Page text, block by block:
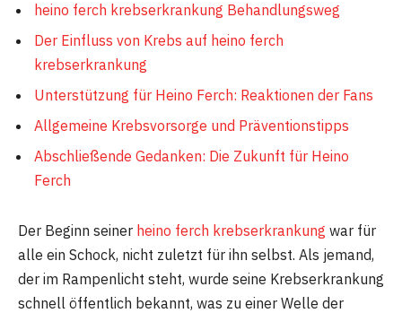
heino ferch krebserkrankung Behandlungsweg
Der Einfluss von Krebs auf heino ferch
krebserkrankung
Unterstützung für Heino Ferch: Reaktionen der Fans
Allgemeine Krebsvorsorge und Präventionstipps
Abschließende Gedanken: Die Zukunft für Heino
Ferch
Der Beginn seiner heino ferch krebserkrankung war für
alle ein Schock, nicht zuletzt für ihn selbst. Als jemand,
der im Rampenlicht steht, wurde seine Krebserkrankung
schnell öffentlich bekannt, was zu einer Welle der